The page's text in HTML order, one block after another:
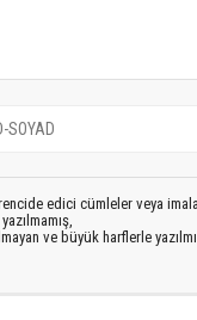
edici cümleler veya
ve büyük harflerle